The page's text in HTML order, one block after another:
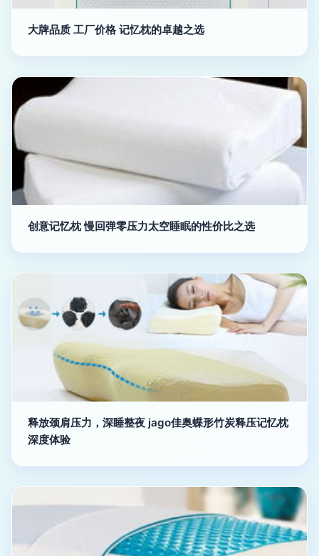
大牌品质 工厂价格 记忆枕的卓越之选
创意记忆枕 慢回弹零压力太空睡眠的性价比之选
释放颈肩压力，深睡整夜 jago佳奥蝶形竹炭释压记忆枕
深度体验